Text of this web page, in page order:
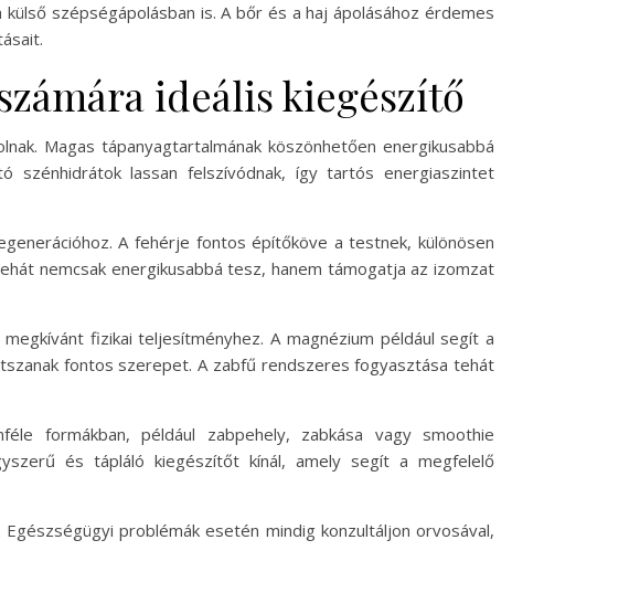
szépségápolásban is. A bőr és a haj ápolásához érdemes
ideális kiegészítő
Magas tápanyagtartalmának köszönhetően energikusabbá
lassan felszívódnak, így tartós energiaszintet
A fehérje fontos építőköve a testnek, különösen
nemcsak energikusabbá tesz, hanem támogatja az izomzat
fizikai teljesítményhez. A magnézium például segít a
fontos szerepet. A zabfű rendszeres fogyasztása tehát
formákban, például zabpehely, zabkása vagy smoothie
és tápláló kiegészítőt kínál, amely segít a megfelelő
problémák esetén mindig konzultáljon orvosával,